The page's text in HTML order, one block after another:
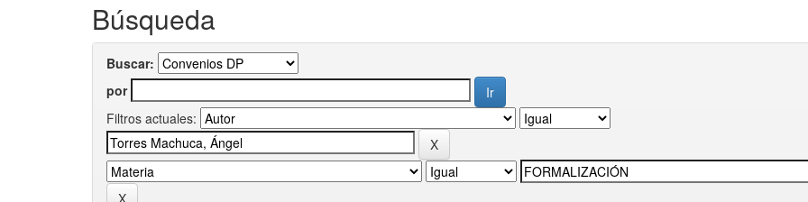
Búsqueda
Buscar:
por
Filtros actuales: